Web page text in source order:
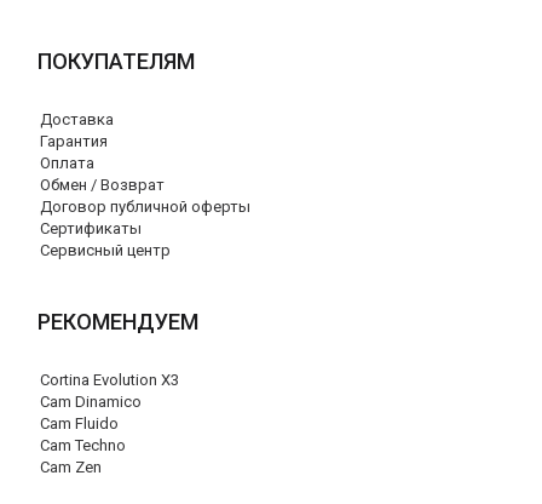
ПОКУПАТЕЛЯМ
Доставка
Гарантия
Оплата
Обмен / Возврат
Договор публичной оферты
Сертификаты
Сервисный центр
РЕКОМЕНДУЕМ
Cortina Evolution X3
Cam Dinamico
Cam Fluido
Cam Techno
Cam Zen